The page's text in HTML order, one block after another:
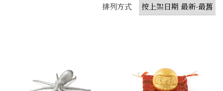
排列方式